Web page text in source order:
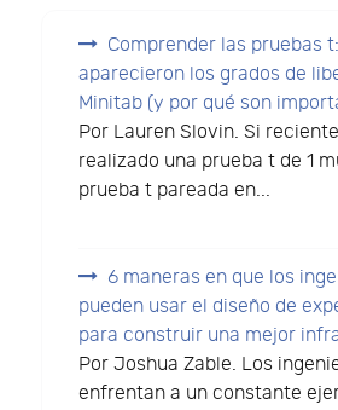
Comprender las pruebas
aparecieron los grados de
Minitab (y por qué son
Por Lauren Slovin. Si
realizado una prueba t de 1
prueba t pareada en...
6 maneras en que los
pueden usar el diseño de
para construir una mejor
Por Joshua Zable. Los
enfrentan a un constante